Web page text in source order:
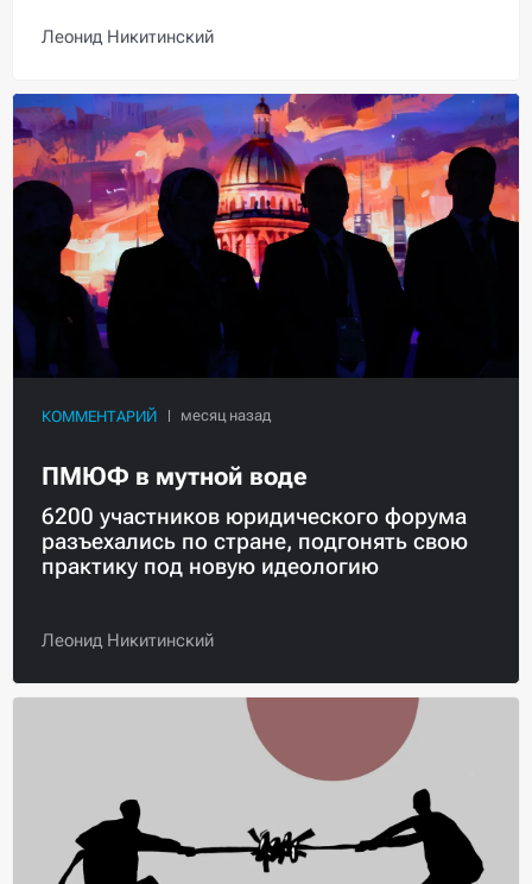
Леонид Никитинский
КОММЕНТАРИЙ
ПМЮФ в мутной воде
6200 участников юридического форума
разъехались по стране, подгонять свою
практику под новую идеологию
Леонид Никитинский